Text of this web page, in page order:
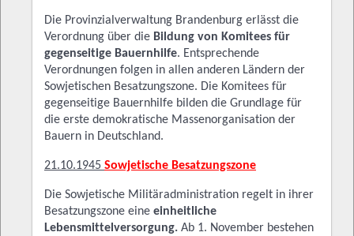
Die Provinzialverwaltung Brandenburg erlässt die
Verordnung über die Bildung von Komitees für
gegenseitige Bauernhilfe. Entsprechende
Verordnungen folgen in allen anderen Ländern der
Sowjetischen Besatzungszone. Die Komitees für
gegenseitige Bauernhilfe bilden die Grundlage für
die erste demokratische Massenorganisation der
Bauern in Deutschland.
21.10.1945 Sowjetische Besatzungszone
Die Sowjetische Militäradministration regelt in ihrer
Besatzungszone eine einheitliche
Lebensmittelversorgung. Ab 1. November bestehen